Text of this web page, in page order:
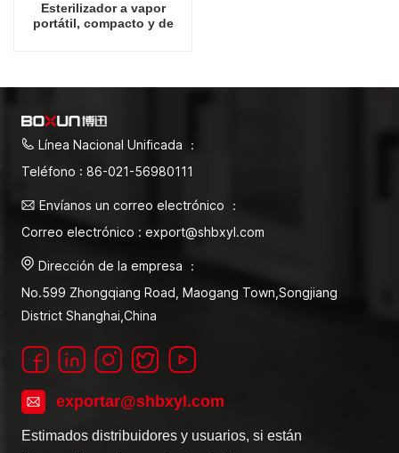
Esterilizador a vapor
portátil, compacto y de
Línea Nacional Unificada ：
Teléfono : 86-021-56980111
Envíanos un correo electrónico ：
Correo electrónico : export@shbxyl.com
Dirección de la empresa ：
No.599 Zhongqiang Road, Maogang Town,Songjiang
District Shanghai,China
exportar@shbxyl.com
Estimados distribuidores y usuarios, si están